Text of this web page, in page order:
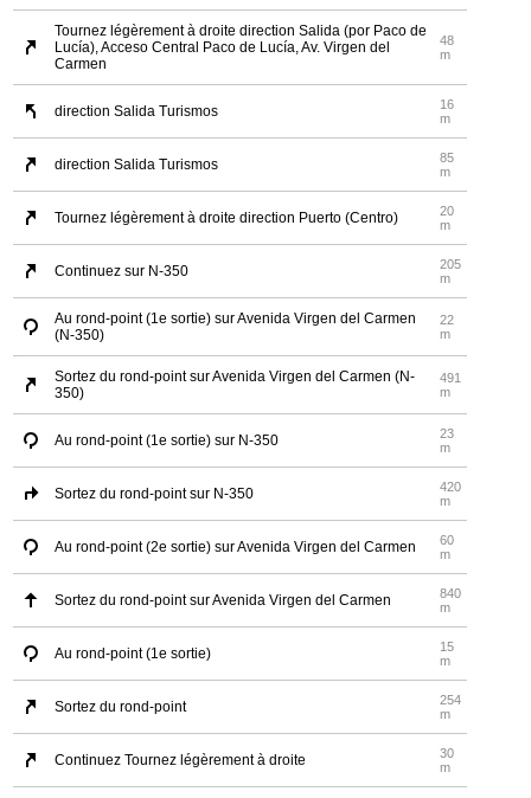
Tournez légèrement à droite direction Salida (por Paco de
Lucía), Acceso Central Paco de Lucía, Av. Virgen del
Carmen
48
m
direction Salida Turismos
16
m
direction Salida Turismos
85
m
Tournez légèrement à droite direction Puerto (Centro)
20
m
Continuez sur N-350
205
m
Au rond-point (1e sortie) sur Avenida Virgen del Carmen
(N-350)
22
m
Sortez du rond-point sur Avenida Virgen del Carmen (N-
350)
491
m
Au rond-point (1e sortie) sur N-350
23
m
Sortez du rond-point sur N-350
420
m
Au rond-point (2e sortie) sur Avenida Virgen del Carmen
60
m
Sortez du rond-point sur Avenida Virgen del Carmen
840
m
Au rond-point (1e sortie)
15
m
Sortez du rond-point
254
m
Continuez Tournez légèrement à droite
30
m